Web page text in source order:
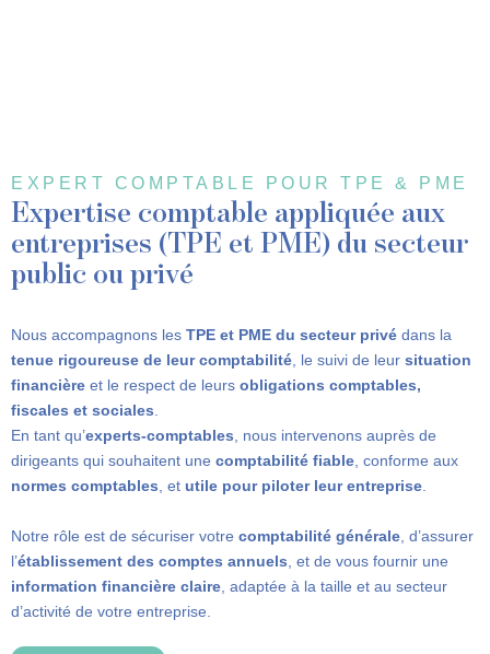
EXPERT COMPTABLE POUR TPE & PME
Expertise comptable appliquée aux
entreprises (TPE et PME) du secteur
public ou privé
Nous accompagnons les TPE et PME du secteur privé dans la
tenue rigoureuse de leur comptabilité , le suivi de leur situation
financière et le respect de leurs obligations comptables,
fiscales et sociales
En tant qu’experts-comptables , nous intervenons auprès de
dirigeants qui souhaitent une comptabilité fiable , conforme aux
normes comptables , et utile pour piloter leur entreprise
Notre rôle est de sécuriser votre comptabilité générale , d’assurer
l’établissement des comptes annuels , et de vous fournir une
information financière claire , adaptée à la taille et au secteur
d’activité de votre entreprise.